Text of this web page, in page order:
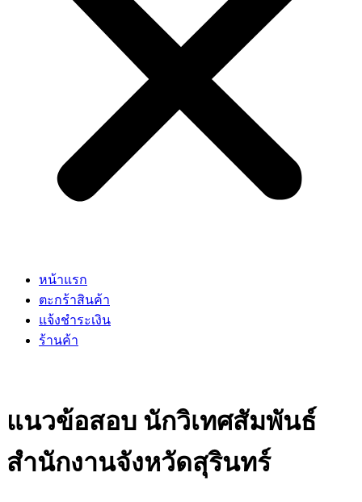
หน้าแรก
ตะกร้าสินค้า
แจ้งชำระเงิน
ร้านค้า
แนวข้อสอบ นักวิเทศสัมพันธ์
สำนักงานจังหวัดสุรินทร์